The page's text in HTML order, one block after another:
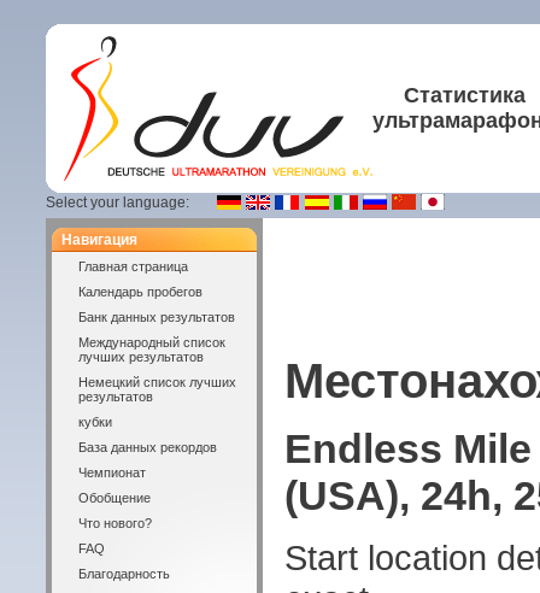
Статистика
Select your language:
Навигация
Главная страница
Календарь пробегов
Банк данных результатов
Международный список
лучших результатов
Немецкий список лучших
результатов
кубки
База данных рекордов
Чемпионат
Обобщение
Что нового?
FAQ
Благодарность
Endless
(USA), 24h,
Start location